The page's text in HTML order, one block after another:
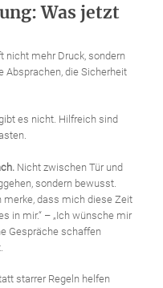
Was jetzt
nicht mehr Druck, sondern
Absprachen, die Sicherheit
es nicht. Hilfreich sind
Nicht zwischen Tür und
sondern bewusst.
merke, dass mich diese Zeit
in mir.“ – „Ich wünsche mir
Gespräche schaffen
starrer Regeln helfen